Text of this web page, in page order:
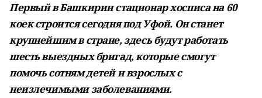
Первый в Башкирии стационар хосписа на 60
коек строится сегодня под Уфой. Он станет
крупнейшим в стране, здесь будут работать
шесть выездных бригад, которые смогут
помочь сотням детей и взрослых с
неизлечимыми заболеваниями.